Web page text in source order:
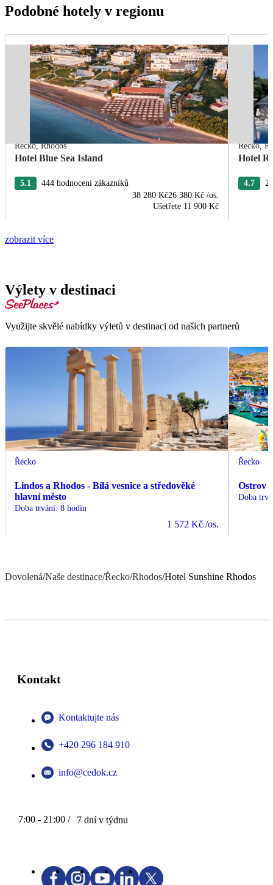
Podobné hotely v regionu
Řecko,Rhodos
Hotel Blue Sea Island
5.1
444 hodnocení zákazníků
38 280 Kč26 380 Kč /os.
Ušetřete 11 900 Kč
Řecko,
Hotel
4.7
zobrazit více
Výlety v destinaci
Využijte skvělé nabídky výletů v destinaci od našich partnerů
Řecko
Lindos a Rhodos - Bílá vesnice a středověké
hlavní město
Doba trvání: 8 hodin
1 572 Kč /os.
Řecko
Ostrov
Doba
Dovolená/Naše destinace/Řecko/Rhodos/Hotel Sunshine Rhodos
Kontakt
Kontaktujte nás
+420 296 184 910
info@cedok.cz
7:00 - 21:00 / 7 dní v týdnu